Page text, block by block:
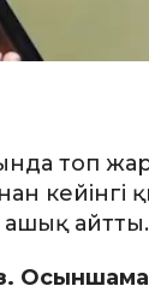
топ
айтты.